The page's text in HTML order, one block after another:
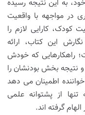
به این نتیجه رسیده
در مواجهه با واقعیت
کودک، کارایی لازم را
نگارش این کتاب، ارائه
راهکارهایی که خودش
نتیجه بخش بودنشان را
اطمینان می دهد
از پشتوانه علمی
گرفته اند.